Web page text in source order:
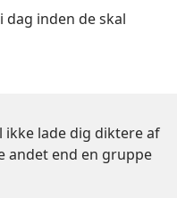
dag inden de skal
ikke lade dig diktere af
andet end en gruppe